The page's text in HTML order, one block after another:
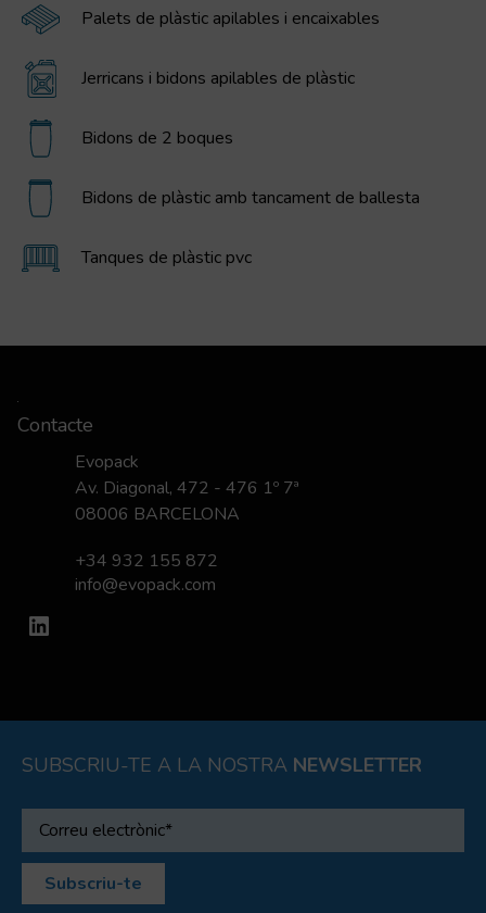
Palets de plàstic apilables i encaixables
Jerricans i bidons apilables de plàstic
Bidons de 2 boques
Bidons de plàstic amb tancament de ballesta
Tanques de plàstic pvc
Contacte
Evopack
Av. Diagonal, 472 - 476 1º 7ª
08006 BARCELONA
+34 932 155 872
info@evopack.com
LinkedIn
SUBSCRIU-TE A LA NOSTRA NEWSLETTER